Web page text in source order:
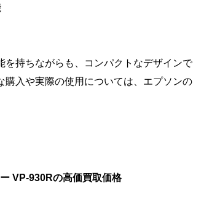
持ちながらも、コンパクトなデザインで
入や実際の使用については、エプソンの
VP-930Rの高価買取価格